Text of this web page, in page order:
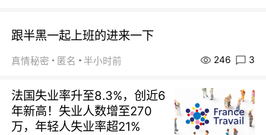
跟半黑一起上班的进来一下
真情秘密 匿名 半小时前 246 3
法国失业率升至8.3%，创近6
年新高！失业人数增至270
万，年轻人失业率超21%